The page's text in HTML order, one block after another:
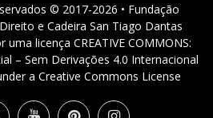
© 2017-2026 • Fundação
e Cadeira San Tiago Dantas
licença CREATIVE COMMONS:
– Sem Derivações 4.0 Internacional
a Creative Commons License